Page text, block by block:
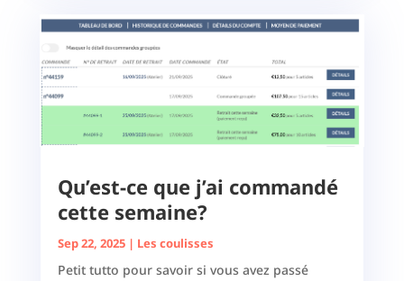
Qu’est-ce que j’ai commandé
cette semaine?
Sep 22, 2025| Les coulisses
Petit tutto pour savoir si vous avez passé